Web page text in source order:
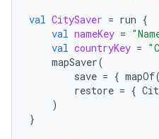
val CitySaver = run {
val nameKey =
val countryKey =
mapSaver(
save = { mapOf(
restore = {
)
}